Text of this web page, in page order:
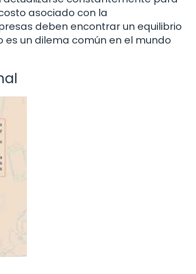
asociado con la
deben encontrar un equilibrio
un dilema común en el mundo